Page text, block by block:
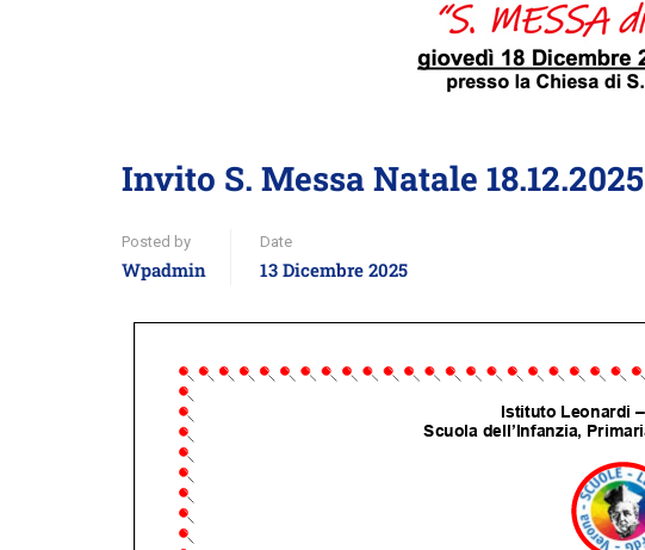
Invito S. Messa Natale 18.12.2025
Posted by
Wpadmin
Date
13 Dicembre 2025